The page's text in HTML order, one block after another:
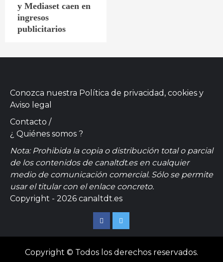
y Mediaset caen en
ingresos
publicitarios
Conozca nuestra Política de privacidad, cookies y
Aviso legal
Contacto /
¿ Quiénes somos ?
Nota: Prohibida la copia o distribución total o parcial
de los contenidos de canaltdt.es en cualquier
medio de comunicación comercial. Sólo se permite
usar el titular con el enlace concreto.
Copyright - 2026 canaltdt.es
FacebookTwitter
Copyright © Todos los derechos reservados.